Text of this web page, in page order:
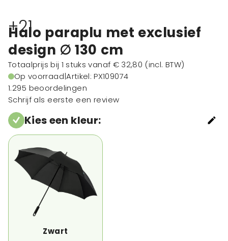
+21
Halo paraplu met exclusief
design ∅ 130 cm
Totaalprijs bij 1 stuks vanaf € 32,80 (incl. BTW)
Op voorraad|Artikel: PX109074
1.295 beoordelingen
Schrijf als eerste een review
Kies een kleur:
Zwart